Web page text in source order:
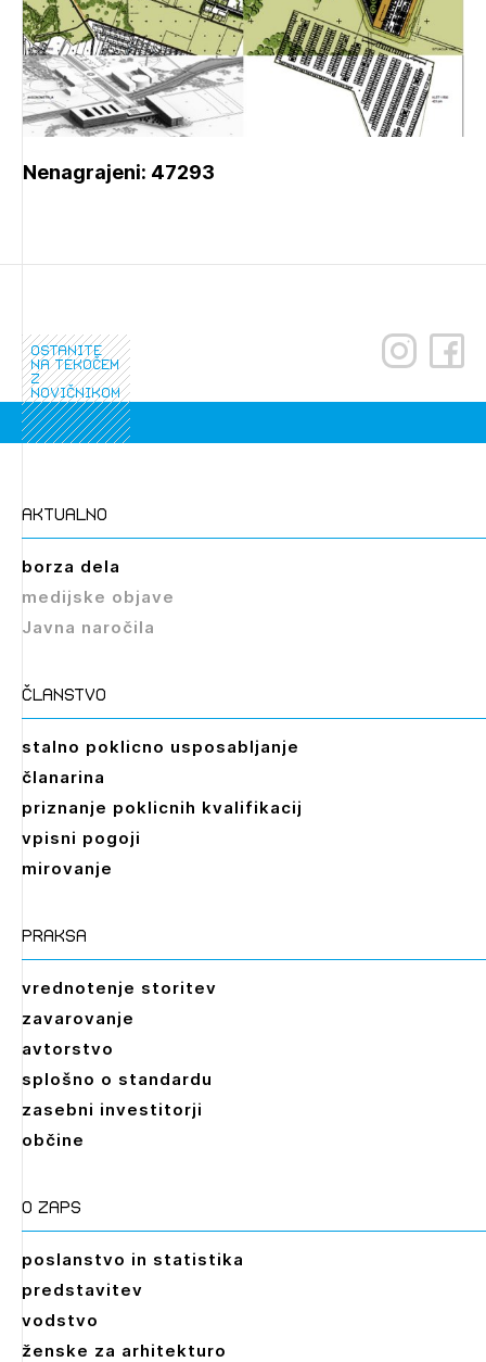
Nenagrajeni: 47293
ostanite
na tekočem
z
novičnikom
aktualno
borza dela
medijske objave
Javna naročila
članstvo
stalno poklicno usposabljanje
članarina
priznanje poklicnih kvalifikacij
vpisni pogoji
mirovanje
praksa
vrednotenje storitev
zavarovanje
avtorstvo
splošno o standardu
zasebni investitorji
občine
O zaps
poslanstvo in statistika
predstavitev
vodstvo
ženske za arhitekturo